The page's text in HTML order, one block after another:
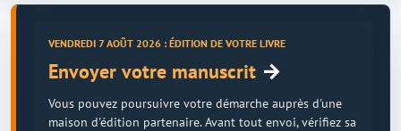
VENDREDI 7 AOÛT 2026 : ÉDITION DE VOTRE LIVRE
Envoyer votre manuscrit →
Vous pouvez poursuivre votre démarche auprès d'une
maison d'édition partenaire. Avant tout envoi, vérifiez sa